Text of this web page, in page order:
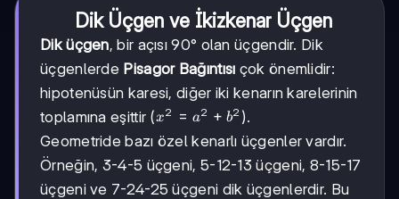
Dik Üçgen ve İkizkenar Üçgen
Dik üçgen, bir açısı 90° olan üçgendir. Dik
üçgenlerde Pisagor Bağıntısı çok önemlidir:
hipotenüsün karesi, diğer iki kenarın karelerinin
toplamına eşittir (x^2
=
a^2
+
b^2
x2 = a2 + b2 ).
Geometride bazı özel kenarlı üçgenler vardır.
Örneğin, 3-4-5 üçgeni, 5-12-13 üçgeni, 8-15-17
üçgeni ve 7-24-25 üçgeni dik üçgenlerdir. Bu